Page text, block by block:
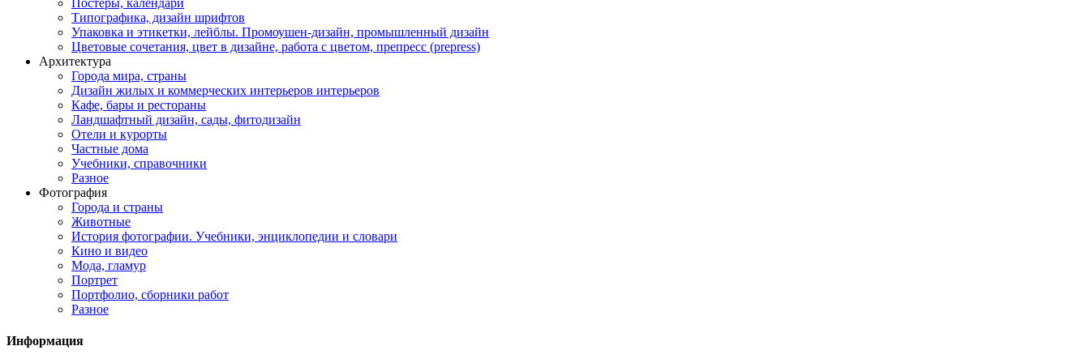
Типографика, дизайн шрифтов
Упаковка и этикетки, лейблы. Промоушен-дизайн, промышленный дизайн
Цветовые сочетания, цвет в дизайне, работа с цветом, препресс (prepress)
Архитектура
Города мира, страны
Дизайн жилых и коммерческих интерьеров интерьеров
Кафе, бары и рестораны
Ландшафтный дизайн, сады, фитодизайн
Отели и курорты
Частные дома
Учебники, справочники
Разное
Фотография
Города и страны
Животные
История фотографии. Учебники, энциклопедии и словари
Кино и видео
Мода, гламур
Портрет
Портфолио, сборники работ
Разное
Информация